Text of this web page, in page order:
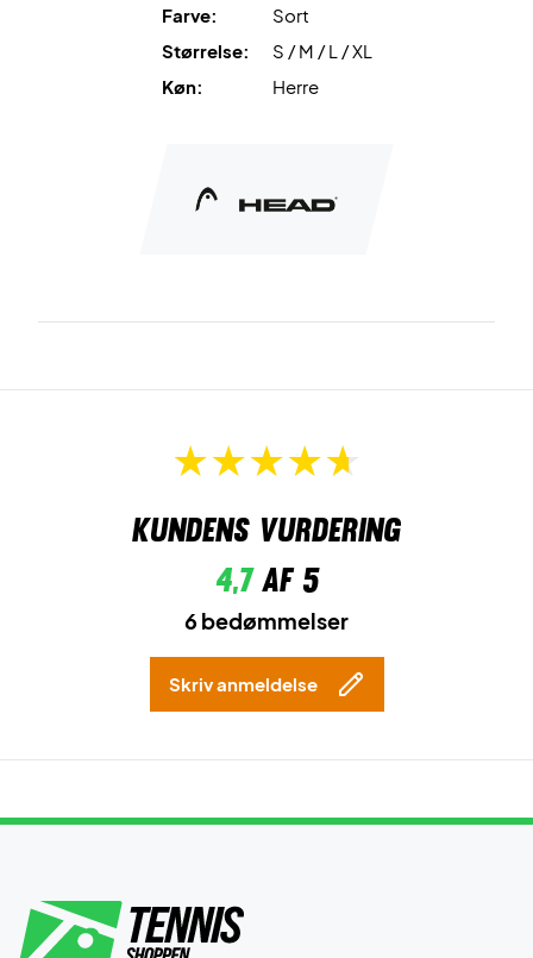
Farve:
Sort
Størrelse:
S / M / L / XL
Køn:
Herre
Kundens vurdering
4,7af 5
6 bedømmelser
Skriv anmeldelse